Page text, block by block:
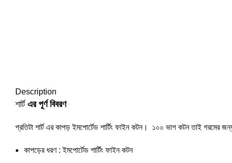
Description
শার্টএর পূর্ণ বিবরণ
প্রতিটা শার্ট এর কাপড় ইমপোর্টেড শার্টিং ফাইন কটন। ১০০ ভাগ কটন তাই গরমের
কাপড়ের ধরণ : ইমপোর্টেড শার্টিং ফাইন কটন